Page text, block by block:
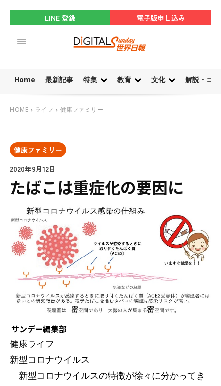
LINE 登録 電子版申し込み
Home 最新記事 特集 教育 文化 解説・コ
HOME ライフ 健康ファミリー
健康ファミリー
2020年9月12日
たばこは重症化の要因に
サンデー編集部
健康ライフ
新型コロナウイルス
新型コロナウイルスの特徴が徐々に分かってき